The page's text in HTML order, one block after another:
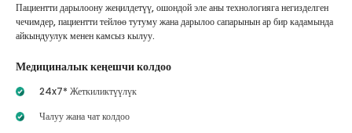
Пациентти дарылоону жеңилдетүү, ошондой эле аны технологияга негизделген
чечимдер, пациентти тейлөө тутуму жана дарылоо сапарынын ар бир кадамында
айкындуулук менен камсыз кылуу.
Медициналык кеңешчи колдоо
24x7* Жеткиликтүүлүк
Чалуу жана чат колдоо